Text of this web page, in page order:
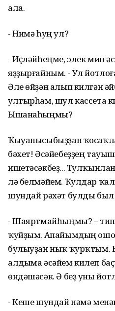
ала.
- Нимә һуң ул?
- Иҫләйһеңме, элек мин
яҙҙырғайным. - Ул
Әле өйҙән алып килгән
ултырһам, шул кассета
Ышанаһыңмы?
Ҡыуанысыбыҙҙан
бәхет! Әсәйебеҙҙең
ишетәсәкбеҙ...
лә белмәйем. Ҡулдар
шундай рәхәт булды был
- Шаяртмайһыңмы? – тип
ҡуйҙым. Апайымдың ошо
булыуҙан ныҡ ҡурҡтым.
алдыма әсәйем килеп
өндәшәсәк. Ә беҙ уны
- Кеше шундай нәмә